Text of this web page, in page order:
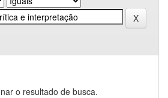
o resultado de busca.